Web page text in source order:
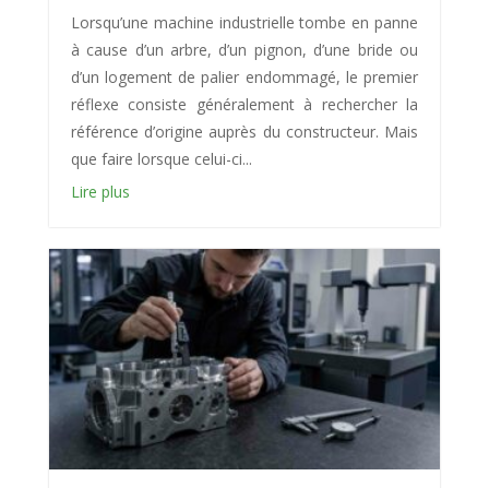
Lorsqu’une machine industrielle tombe en panne
à cause d’un arbre, d’un pignon, d’une bride ou
d’un logement de palier endommagé, le premier
réflexe consiste généralement à rechercher la
référence d’origine auprès du constructeur. Mais
que faire lorsque celui-ci...
Lire plus